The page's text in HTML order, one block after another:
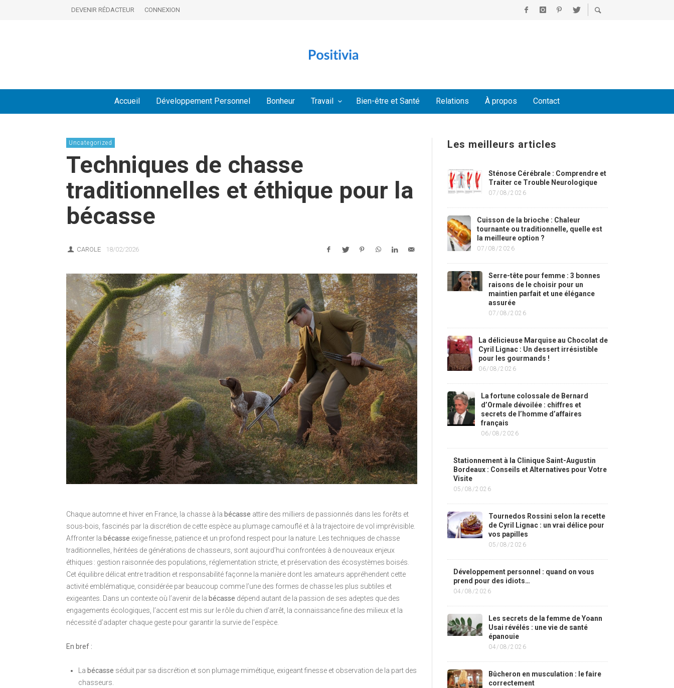
DEVENIR RÉDACTEUR CONNEXION
Accueil Développement Personnel Bonheur Travail Bien-être et Santé Relations À propos Contact
Uncategorized
Techniques de chasse
traditionnelles et éthique pour la
bécasse
CAROLE 18/02/2026
Chaque automne et hiver en France, la chasse à la bécasse attire des milliers de passionnés dans les forêts et
sous-bois, fascinés par la discrétion de cette espèce au plumage camouflé et à la trajectoire de vol imprévisible.
Affronter la bécasse exige finesse, patience et un profond respect pour la nature. Les techniques de chasse
traditionnelles, héritées de générations de chasseurs, sont aujourd’hui confrontées à de nouveaux enjeux
éthiques : gestion raisonnée des populations, réglementation stricte, et préservation des écosystèmes boisés.
Cet équilibre délicat entre tradition et responsabilité façonne la manière dont les amateurs appréhendent cette
activité emblématique, considérée par beaucoup comme l’une des formes de chasse les plus subtiles et
exigeantes. Dans un contexte où l’avenir de la bécasse dépend autant de la passion de ses adeptes que des
engagements écologiques, l’accent est mis sur le rôle du chien d’arrêt, la connaissance fine des milieux et la
nécessité d’adapter chaque geste pour garantir la survie de l’espèce.
En bref :
La bécasse séduit par sa discrétion et son plumage mimétique, exigeant finesse et observation de la part des
chasseurs.
Les meilleurs articles
Sténose Cérébrale : Comprendre et
Traiter ce Trouble Neurologique
07/08/2026
Cuisson de la brioche : Chaleur
tournante ou traditionnelle, quelle est
la meilleure option ?
07/08/2026
Serre-tête pour femme : 3 bonnes
raisons de le choisir pour un
maintien parfait et une élégance
assurée
07/08/2026
La délicieuse Marquise au Chocolat de
Cyril Lignac : Un dessert irrésistible
pour les gourmands !
06/08/2026
La fortune colossale de Bernard
d’Ormale dévoilée : chiffres et
secrets de l’homme d’affaires
français
06/08/2026
Stationnement à la Clinique Saint-Augustin
Bordeaux : Conseils et Alternatives pour Votre
Visite
05/08/2026
Tournedos Rossini selon la recette
de Cyril Lignac : un vrai délice pour
vos papilles
05/08/2026
Développement personnel : quand on vous
prend pour des idiots…
04/08/2026
Les secrets de la femme de Yoann
Usai révélés : une vie de santé
épanouie
04/08/2026
Bûcheron en musculation : le faire
correctement